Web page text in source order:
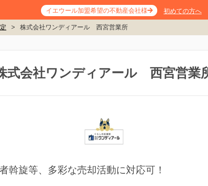
イエウール加盟希望の不動産会社様 初めての方へ
> 株式会社ワンディアール 西宮営業所
式会社ワンディアール 西宮営業
斡旋等、多彩な売却活動に対応可！